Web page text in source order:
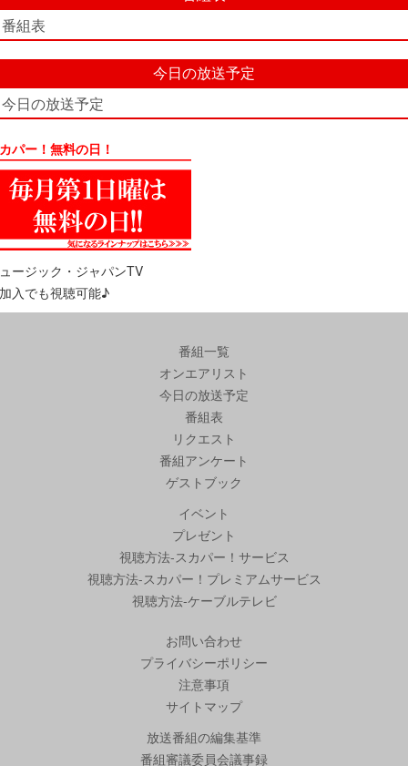
番組表
今日の放送予定
今日の放送予定
パー！無料の日！
ージック・ジャパンTV
入でも視聴可能♪
番組一覧
オンエアリスト
今日の放送予定
番組表
リクエスト
番組アンケート
ゲストブック
イベント
プレゼント
視聴方法-スカパー！サービス
視聴方法-スカパー！プレミアムサービス
視聴方法-ケーブルテレビ
お問い合わせ
プライバシーポリシー
注意事項
サイトマップ
放送番組の編集基準
番組審議委員会議事録